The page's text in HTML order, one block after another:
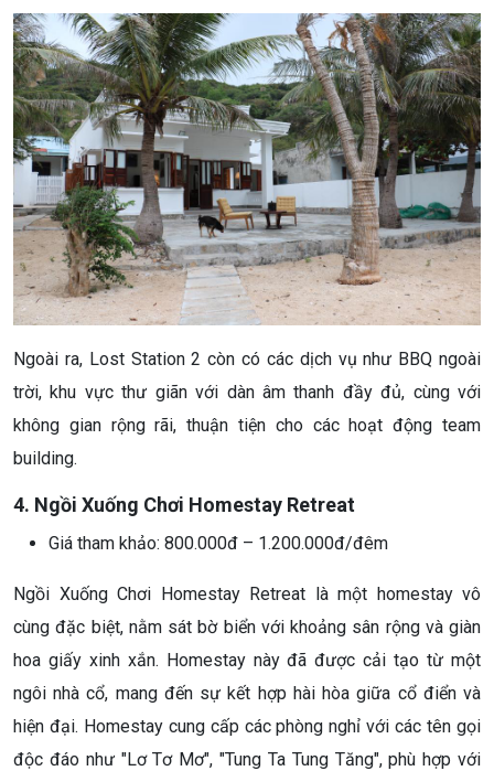
Ngoài ra, Lost Station 2 còn có các dịch vụ như BBQ ngoài
trời, khu vực thư giãn với dàn âm thanh đầy đủ, cùng với
không gian rộng rãi, thuận tiện cho các hoạt động team
building.
4. Ngồi Xuống Chơi Homestay Retreat
Giá tham khảo: 800.000đ – 1.200.000đ/đêm
Ngồi Xuống Chơi Homestay Retreat là một homestay vô
cùng đặc biệt, nằm sát bờ biển với khoảng sân rộng và giàn
hoa giấy xinh xắn. Homestay này đã được cải tạo từ một
ngôi nhà cổ, mang đến sự kết hợp hài hòa giữa cổ điển và
hiện đại. Homestay cung cấp các phòng nghỉ với các tên gọi
độc đáo như "Lơ Tơ Mơ", "Tung Ta Tung Tăng", phù hợp với